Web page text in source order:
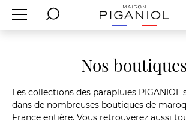
Nos
Les collections des parapluies PIGANIOL
dans de nombreuses boutiques de
France entière. Vous retrouverez aussi